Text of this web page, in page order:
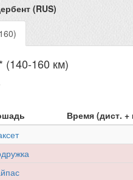
(RUS)
(140-160 км)
Время (дист. +